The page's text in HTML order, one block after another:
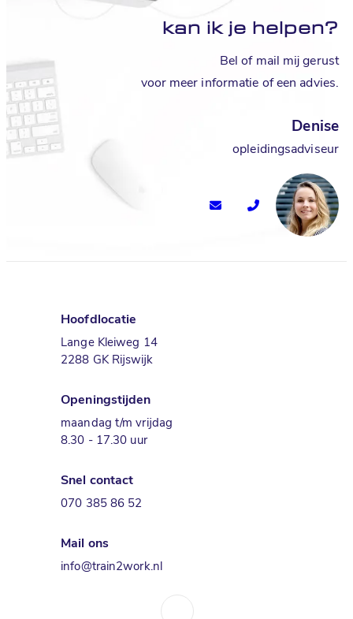
kan ik je helpen?
Bel of mail mij gerust
voor meer informatie of een advies.
Denise
opleidingsadviseur
Hoofdlocatie
Lange Kleiweg 14
2288 GK Rijswijk
Openingstijden
maandag t/m vrijdag
8.30 - 17.30 uur
Snel contact
070 385 86 52
Mail ons
info@train2work.nl